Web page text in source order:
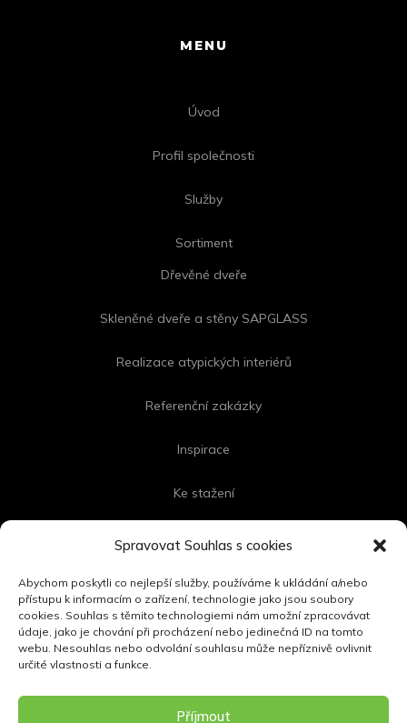
Spravovat Souhlas s cookies
Abychom poskytli co nejlepší služby, používáme k ukládání a/nebo
přístupu k informacím o zařízení, technologie jako jsou soubory
cookies. Souhlas s těmito technologiemi nám umožní zpracovávat
údaje, jako je chování při procházení nebo jedinečná ID na tomto
webu. Nesouhlas nebo odvolání souhlasu může nepříznivě ovlivnit
určité vlastnosti a funkce.
Příjmout
MENU
Úvod
Profil společnosti
Služby
Sortiment
Dřevěné dveře
Skleněné dveře a stěny SAPGLASS
Realizace atypických interiérů
Referenční zakázky
Inspirace
Ke stažení
Kontakt
FOLLOW US